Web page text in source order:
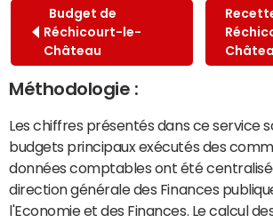
Budget de
Réchicourt-le-
Château
Méthodologie :
Les chiffres présentés dans ce service
budgets principaux exécutés des
données comptables ont été
direction générale des Finances
l'Economie et des Finances. Le calcul